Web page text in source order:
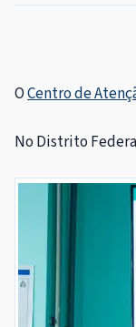
OCentro de
No Distrito